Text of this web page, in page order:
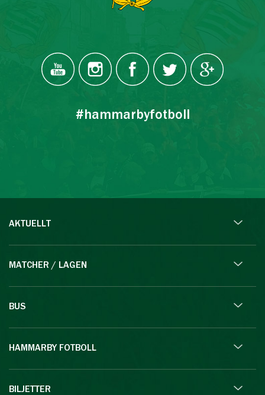
#hammarbyfotboll
AKTUELLT
MATCHER / LAGEN
BUS
HAMMARBY FOTBOLL
BILJETTER